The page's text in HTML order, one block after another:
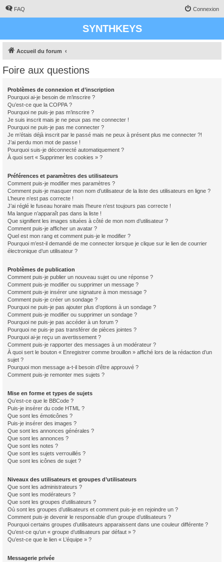
FAQ Connexion
SYNTHKEYS
Accueil du forum
Foire aux questions
Problèmes de connexion et d’inscription
Pourquoi ai-je besoin de m’inscrire ?
Qu’est-ce que la COPPA ?
Pourquoi ne puis-je pas m’inscrire ?
Je suis inscrit mais je ne peux pas me connecter !
Pourquoi ne puis-je pas me connecter ?
Je m’étais déjà inscrit par le passé mais ne peux à présent plus me connecter ?!
J’ai perdu mon mot de passe !
Pourquoi suis-je déconnecté automatiquement ?
À quoi sert « Supprimer les cookies » ?
Préférences et paramètres des utilisateurs
Comment puis-je modifier mes paramètres ?
Comment puis-je masquer mon nom d’utilisateur de la liste des utilisateurs en ligne ?
L’heure n’est pas correcte !
J’ai réglé le fuseau horaire mais l’heure n’est toujours pas correcte !
Ma langue n’apparaît pas dans la liste !
Que signifient les images situées à côté de mon nom d’utilisateur ?
Comment puis-je afficher un avatar ?
Quel est mon rang et comment puis-je le modifier ?
Pourquoi m’est-il demandé de me connecter lorsque je clique sur le lien de courrier
électronique d’un utilisateur ?
Problèmes de publication
Comment puis-je publier un nouveau sujet ou une réponse ?
Comment puis-je modifier ou supprimer un message ?
Comment puis-je insérer une signature à mon message ?
Comment puis-je créer un sondage ?
Pourquoi ne puis-je pas ajouter plus d’options à un sondage ?
Comment puis-je modifier ou supprimer un sondage ?
Pourquoi ne puis-je pas accéder à un forum ?
Pourquoi ne puis-je pas transférer de pièces jointes ?
Pourquoi ai-je reçu un avertissement ?
Comment puis-je rapporter des messages à un modérateur ?
À quoi sert le bouton « Enregistrer comme brouillon » affiché lors de la rédaction d’un
sujet ?
Pourquoi mon message a-t-il besoin d’être approuvé ?
Comment puis-je remonter mes sujets ?
Mise en forme et types de sujets
Qu’est-ce que le BBCode ?
Puis-je insérer du code HTML ?
Que sont les émoticônes ?
Puis-je insérer des images ?
Que sont les annonces générales ?
Que sont les annonces ?
Que sont les notes ?
Que sont les sujets verrouillés ?
Que sont les icônes de sujet ?
Niveaux des utilisateurs et groupes d’utilisateurs
Que sont les administrateurs ?
Que sont les modérateurs ?
Que sont les groupes d’utilisateurs ?
Où sont les groupes d’utilisateurs et comment puis-je en rejoindre un ?
Comment puis-je devenir le responsable d’un groupe d’utilisateurs ?
Pourquoi certains groupes d’utilisateurs apparaissent dans une couleur différente ?
Qu’est-ce qu’un « groupe d’utilisateurs par défaut » ?
Qu’est-ce que le lien « L’équipe » ?
Messagerie privée